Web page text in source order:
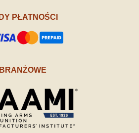
PŁATNOŚCI